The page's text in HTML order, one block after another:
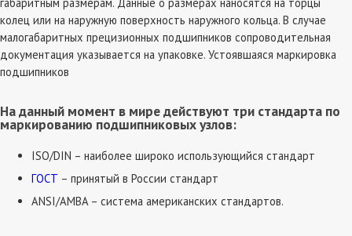
габаритным размерам. Данные о размерах наносятся на торцы
колец или на наружную поверхность наружного кольца. В случае
малогабаритных прецизионных подшипников сопроводительная
документация указывается на упаковке. Устоявшаяся маркировка
подшипников
На данный момент в мире действуют три стандарта по
маркированию подшипниковых узлов:
ISO/DIN – наиболее широко использующийся стандарт
ГОСТ – принятый в России стандарт
ANSI/AMBA – система американских стандартов.